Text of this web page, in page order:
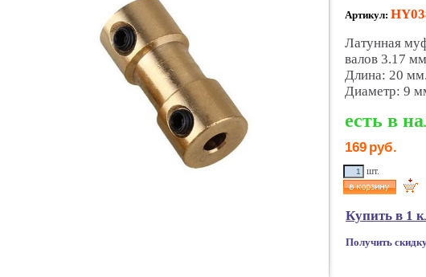
Артикул:
Латунная
валов 3.17
Длина: 20 мм.
Диаметр: 9
есть в
169 руб.
шт.
Купить в 1
Получить